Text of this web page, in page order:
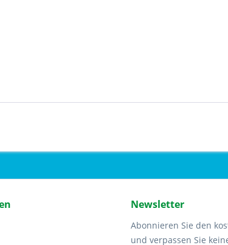
Newsletter
Abonnieren Sie den
und verpassen Sie